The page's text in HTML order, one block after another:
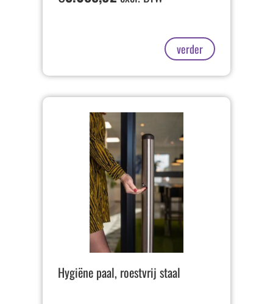
verder
Hygiëne paal, roestvrij staal